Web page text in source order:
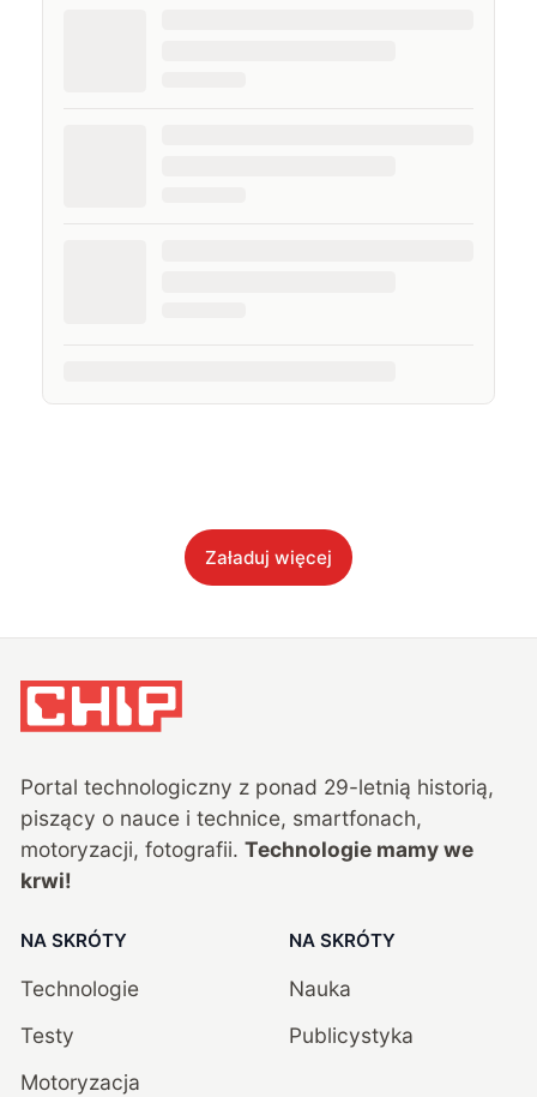
Załaduj więcej
Portal technologiczny z ponad 29-letnią historią,
piszący o nauce i technice, smartfonach,
motoryzacji, fotografii. Technologie mamy we
krwi!
NA SKRÓTY
Technologie
Testy
Motoryzacja
NA SKRÓTY
Nauka
Publicystyka